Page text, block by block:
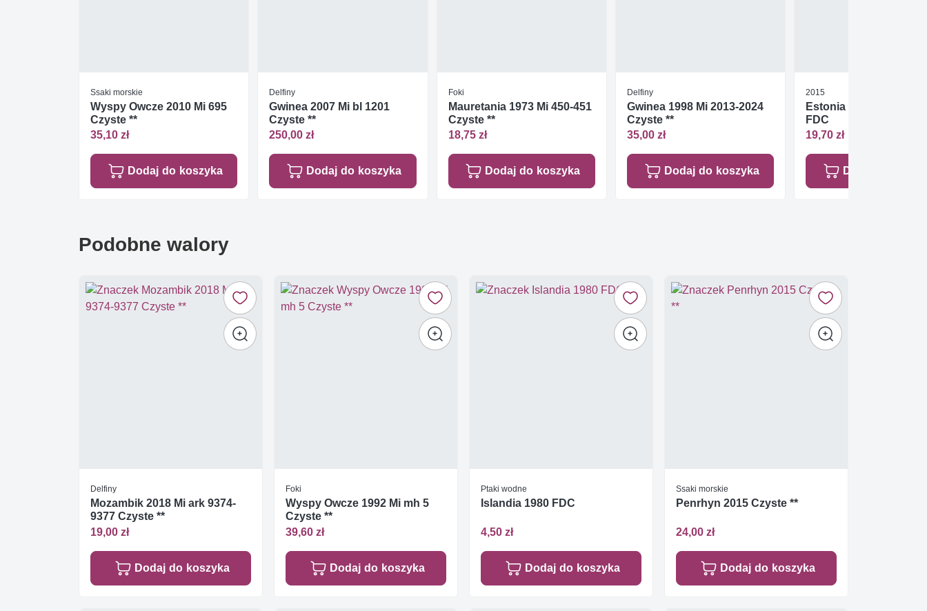
Ssaki morskie
Wyspy Owcze 2010 Mi 695
Czyste **
35,10 zł
Dodaj do koszyka
Delfiny
Gwinea 2007 Mi bl 1201
Czyste **
250,00 zł
Dodaj do koszyka
Foki
Mauretania 1973 Mi 450-451
Czyste **
18,75 zł
Dodaj do koszyka
Delfiny
Gwinea 1998 Mi 2013-2024
Czyste **
35,00 zł
Dodaj do koszyka
2015
Estonia 2015 Mi 822-
FDC
19,70 zł
Dodaj do
Podobne walory
Delfiny
Mozambik 2018 Mi ark 9374-
9377 Czyste **
19,00 zł
Dodaj do koszyka
Foki
Wyspy Owcze 1992 Mi mh 5
Czyste **
39,60 zł
Dodaj do koszyka
Ptaki wodne
Islandia 1980 FDC
4,50 zł
Dodaj do koszyka
Ssaki morskie
Penrhyn 2015 Czyste **
24,00 zł
Dodaj do koszyka